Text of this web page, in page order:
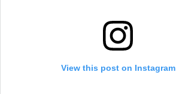
View this post on Instagram